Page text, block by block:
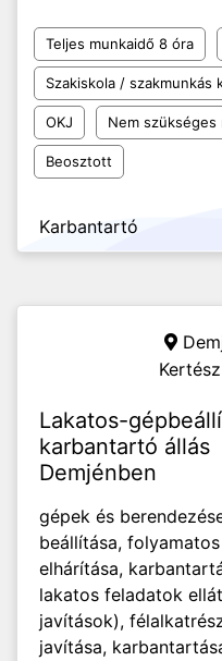
Teljes munkaidő 8 óra
Szakiskola / szakmunkás
OKJ Nem szükséges
Beosztott
Karbantartó
Lakatos-
karbantartó állás
Demjénben
gépek és
beállítása,
elhárítása,
lakatos feladatok
javítások),
javítása,